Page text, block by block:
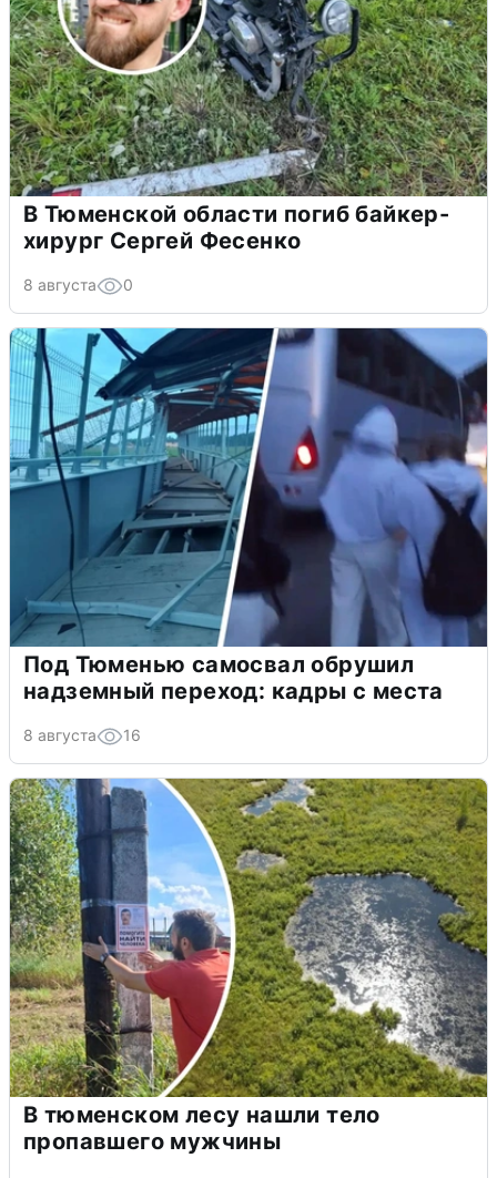
В Тюменской области погиб байкер-
хирург Сергей Фесенко
8 августа 0
Под Тюменью самосвал обрушил
надземный переход: кадры с места
8 августа 16
В тюменском лесу нашли тело
пропавшего мужчины